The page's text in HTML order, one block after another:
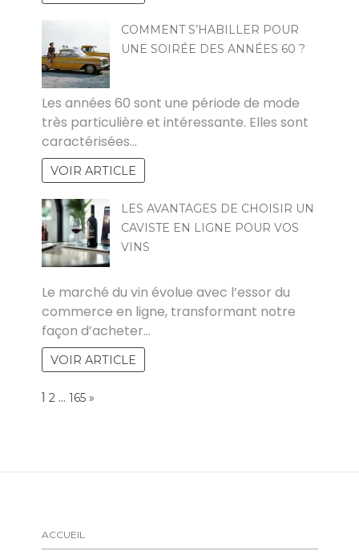
COMMENT S’HABILLER POUR
UNE SOIRÉE DES ANNÉES 60 ?
Les années 60 sont une période de mode
très particulière et intéressante. Elles sont
caractérisées…
VOIR ARTICLE
LES AVANTAGES DE CHOISIR UN
CAVISTE EN LIGNE POUR VOS
VINS
Le marché du vin évolue avec l’essor du
commerce en ligne, transformant notre
façon d’acheter…
VOIR ARTICLE
Page:
1 2 … 165 NEXT
»
ACCUEIL